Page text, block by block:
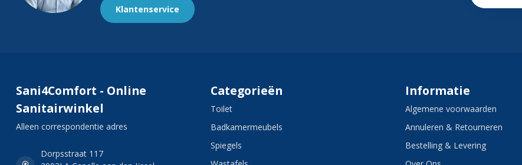
Klantenservice
Sani4Comfort - Online
Sanitairwinkel
Alleen correspondentie adres
Dorpsstraat 117
Categorieën
Toilet
Badkamermeubels
Spiegels
Informatie
Algemene voorwaarden
Annuleren & Retourneren
Bestelling & Levering